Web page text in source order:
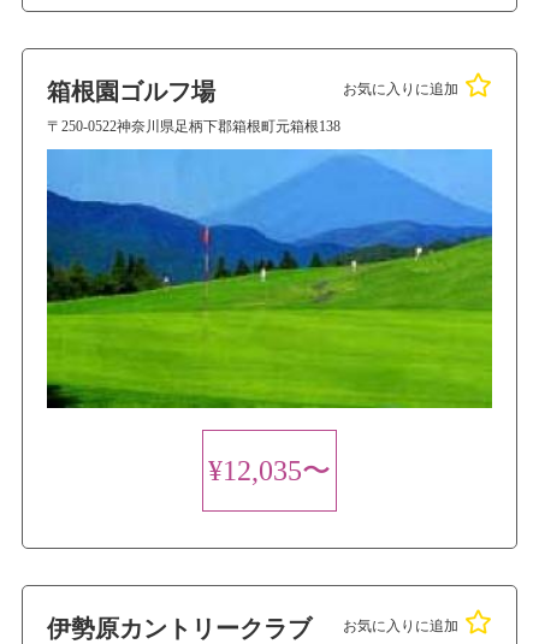
箱根園ゴルフ場
〒250-0522神奈川県足柄下郡箱根町元箱根138
¥12,035〜
お気に入りに追加
伊勢原カントリークラブ お気に入りに追加